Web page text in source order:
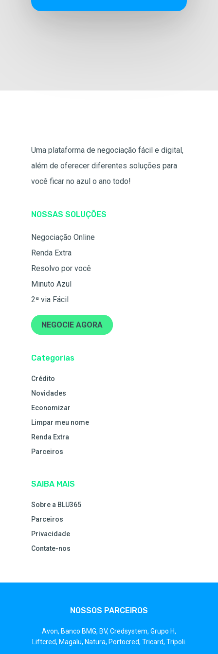
Uma plataforma de negociação fácil e digital,
além de oferecer diferentes soluções para
você ficar no azul o ano todo!
NOSSAS SOLUÇÕES
Negociação Online
Renda Extra
Resolvo por você
Minuto Azul
2ª via Fácil
NEGOCIE AGORA
Categorias
Crédito
Novidades
Economizar
Limpar meu nome
Renda Extra
Parceiros
SAIBA MAIS
Sobre a BLU365
Parceiros
Privacidade
Contate-nos
NOSSOS PARCEIROS
Avon, Banco BMG, BV, Credsystem, Grupo H,
Liftcred, Magalu, Natura, Portocred, Tricard, Tripoli.